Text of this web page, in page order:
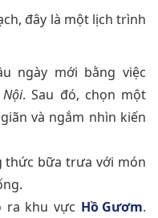
đây là một lịch trình
ngày mới bằng việc
. Sau đó, chọn một
và ngắm nhìn kiến
thức bữa trưa với món
ra khu vực Hồ Gươm.